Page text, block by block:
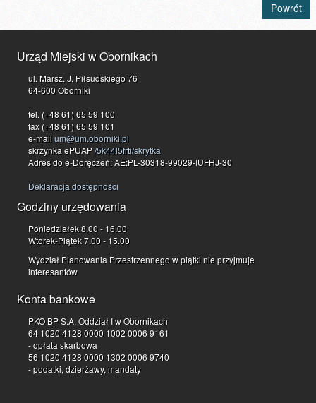
Powrót
Urząd Miejski w Obornikach
ul. Marsz. J. Piłsudskiego 76
64-600 Oborniki
tel. (+48 61) 65 59 100
fax (+48 61) 65 59 101
e-mailum@um.oborniki.pl
skrzynka ePUAP/5k44l5frti/skrytka
Adres do e-Doręczeń: AE:PL-30318-99029-IUFHJ-30
Deklaracja dostępności
Godziny urzędowania
Poniedziałek 8.00 - 16.00
Wtorek-Piątek 7.00 - 15.00
Wydział Planowania Przestrzennego w piątki nie przyjmuje
interesantów
Konta bankowe
PKO BP S.A. Oddział I w Obornikach
64 1020 4128 0000 1002 0006 9161
- opłata skarbowa
56 1020 4128 0000 1302 0006 9740
- podatki, dzierżawy, mandaty